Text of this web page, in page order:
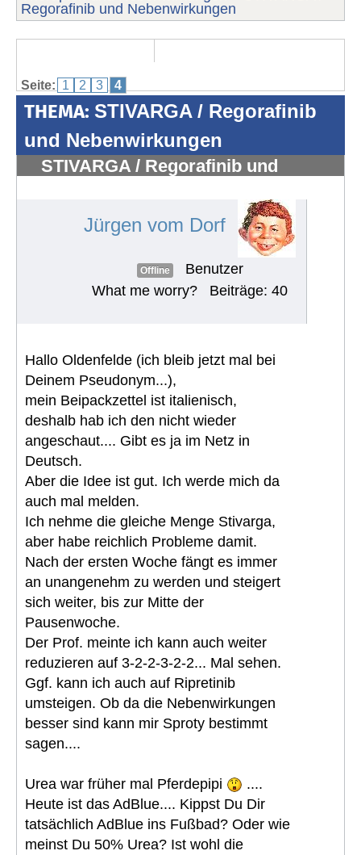
Regorafinib und Nebenwirkungen
Seite: 1 2 3 4
THEMA: STIVARGA / Regorafinib
und Nebenwirkungen
STIVARGA / Regorafinib und
Jürgen vom Dorf
Offline
Benutzer
What me worry?
Beiträge: 40
Hallo Oldenfelde (ich bleib jetzt mal bei
Deinem Pseudonym...),
mein Beipackzettel ist italienisch,
deshalb hab ich den nicht wieder
angeschaut.... Gibt es ja im Netz in
Deutsch.
Aber die Idee ist gut. Ich werde mich da
auch mal melden.
Ich nehme die gleiche Menge Stivarga,
aber habe reichlich Probleme damit.
Nach der ersten Woche fängt es immer
an unangenehm zu werden und steigert
sich weiter, bis zur Mitte der
Pausenwoche.
Der Prof. meinte ich kann auch weiter
reduzieren auf 3-2-2-3-2-2... Mal sehen.
Ggf. kann ich auch auf Ripretinib
umsteigen. Ob da die Nebenwirkungen
besser sind kann mir Sproty bestimmt
sagen....
Urea war früher mal Pferdepipi
....
Heute ist das AdBlue.... Kippst Du Dir
tatsächlich AdBlue ins Fußbad? Oder wie
meinst Du 50% Urea? Ist wohl die